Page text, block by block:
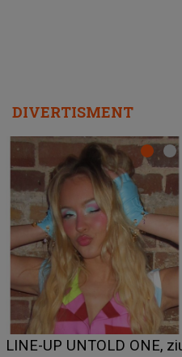
DIVERTISMENT
Ce a dezvăluit noua